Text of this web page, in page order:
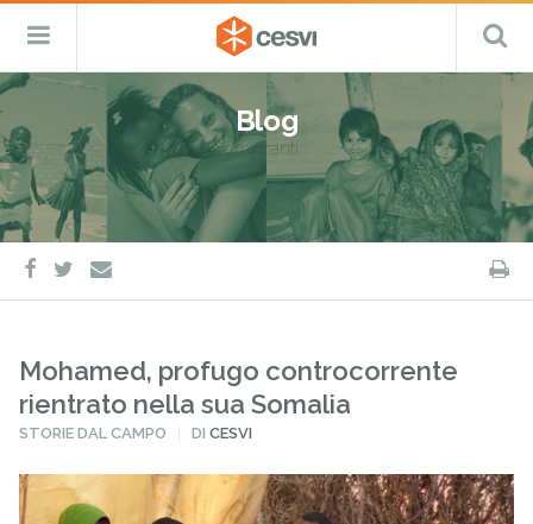
Salta
al
contenuto
CESVI
Fondazione
–
ETS
Cooperazione,
Emergenza
e
Sviluppo
Menu
Blog
migranti
facebook
twitter
e-
mail
Mohamed, profugo controcorrente
rientrato nella sua Somalia
PUBBLICATO
STORIE DAL CAMPO DICESVI